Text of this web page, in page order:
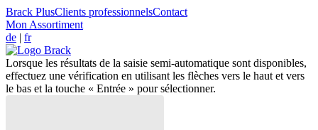
Brack PlusClients professionnelsContact
Mon Assortiment
de | fr
Lorsque les résultats de la saisie semi-automatique sont disponibles,
effectuez une vérification en utilisant les flèches vers le haut et vers
le bas et la touche « Entrée » pour sélectionner.